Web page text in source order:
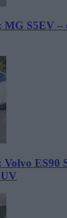
S5EV –
Volvo ES90